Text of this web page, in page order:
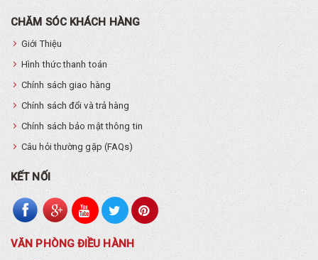
CHĂM SÓC KHÁCH HÀNG
Giới Thiệu
Hình thức thanh toán
Chính sách giao hàng
Chính sách đổi và trả hàng
Chính sách bảo mật thông tin
Câu hỏi thường gặp (FAQs)
KẾT NỐI
VĂN PHÒNG ĐIỀU HÀNH